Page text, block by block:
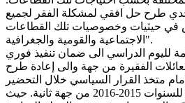
طرح حل افقي لمشكلة الفقر لجميع
في حيثيات وخصوصيات تلك القطاعات
الاجتماعية والقومية والجغرافية".
لليوم الدراسي الى ضمان تنفيذ فوري
الفقيرة من جهة والى إعادة طرح
متخذ القرار السياسي خلال التحضير
لمناقشة ميزانية الدولة للسنوات 2015-2016 من جهة ثانية. حيث